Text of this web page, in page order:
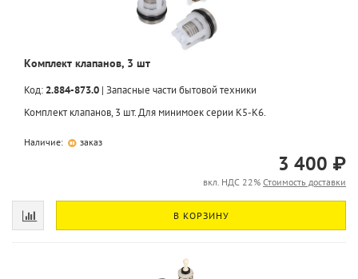
Комплект клапанов, 3 шт
Код: 2.884-873.0 | Запасные части бытовой техники
Комплект клапанов, 3 шт. Для минимоек серии K5-K6.
Наличие: заказ
3 400 ₽
вкл. НДС 22% Стоимость доставки
В КОРЗИНУ